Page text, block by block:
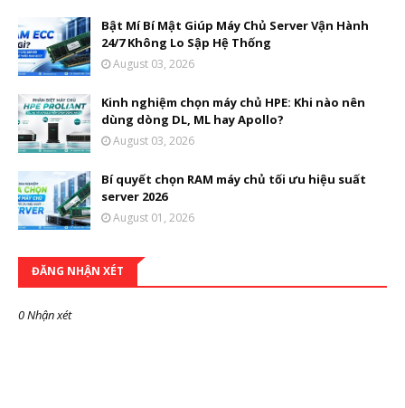
Bật Mí Bí Mật Giúp Máy Chủ Server Vận Hành
24/7 Không Lo Sập Hệ Thống
August 03, 2026
Kinh nghiệm chọn máy chủ HPE: Khi nào nên
dùng dòng DL, ML hay Apollo?
August 03, 2026
Bí quyết chọn RAM máy chủ tối ưu hiệu suất
server 2026
August 01, 2026
ĐĂNG NHẬN XÉT
0 Nhận xét